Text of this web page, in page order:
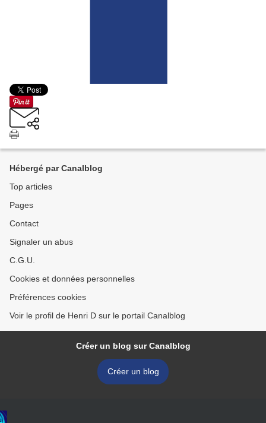
Hébergé par Canalblog
Top articles
Pages
Contact
Signaler un abus
C.G.U.
Cookies et données personnelles
Préférences cookies
Voir le profil de Henri D sur le portail Canalblog
Créer un blog sur Canalblog
Créer un blog